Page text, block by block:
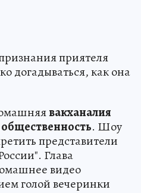
приятеля
догадываться, как она
вакханалия
. Шоу
представители
Глава
видео
голой вечеринки